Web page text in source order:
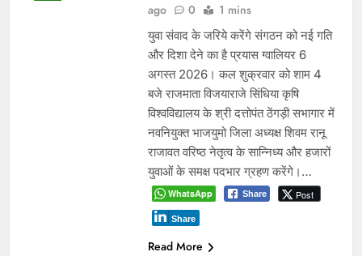
ago
0 1 mins
युवा संवाद के जरिये करेंगे संगठन को नई गति
और दिशा देने का है प्रयास ग्वालियर 6
अगस्त 2026। कल शुक्रवार को शाम 4
बजे राजमाता विजयाराजे सिंधिया कृषि
विश्वविद्यालय के श्री दत्तोपंत ठेंगड़ी सभागार में
नवनियुक्त भाजयुमो जिला अध्यक्ष शिवम रानू
राजावत वरिष्ठ नेतृत्व के सान्निध्य और हजारों
युवाओं के समक्ष पदभार ग्रहण करेंगे।…
WhatsApp Share Post
Share
Read More